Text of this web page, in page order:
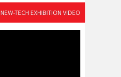
NEW-TECH EXHIBITION VIDEO